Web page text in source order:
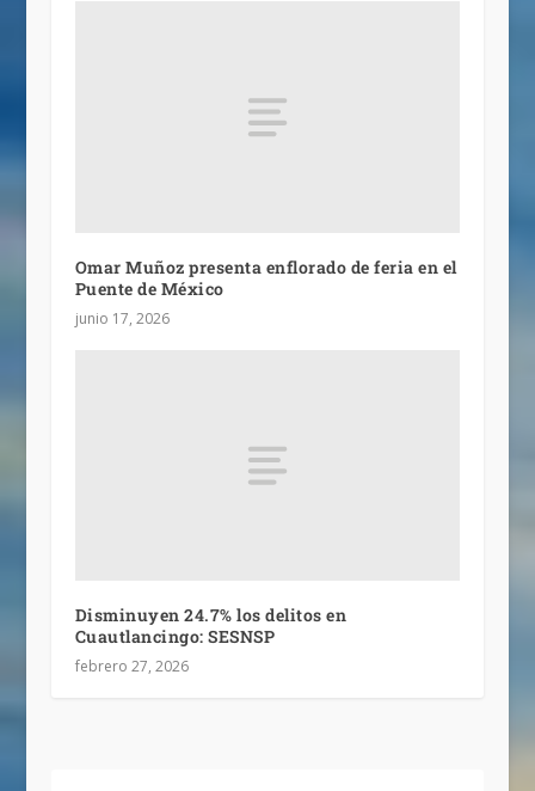
Omar Muñoz presenta enflorado de feria en el
Puente de México
junio 17, 2026
Disminuyen 24.7% los delitos en
Cuautlancingo: SESNSP
febrero 27, 2026